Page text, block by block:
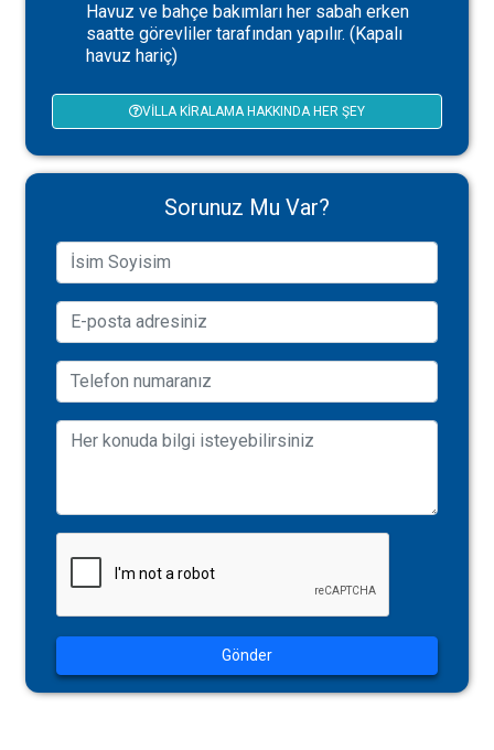
Havuz ve bahçe bakımları her sabah erken
saatte görevliler tarafından yapılır. (Kapalı
havuz hariç)
VILLA KIRALAMA HAKKINDA HER ŞEY
Sorunuz Mu Var?
Gönder